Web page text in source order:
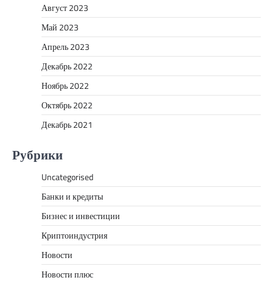
Август 2023
Май 2023
Апрель 2023
Декабрь 2022
Ноябрь 2022
Октябрь 2022
Декабрь 2021
Рубрики
Uncategorised
Банки и кредиты
Бизнес и инвестиции
Криптоиндустрия
Новости
Новости плюс